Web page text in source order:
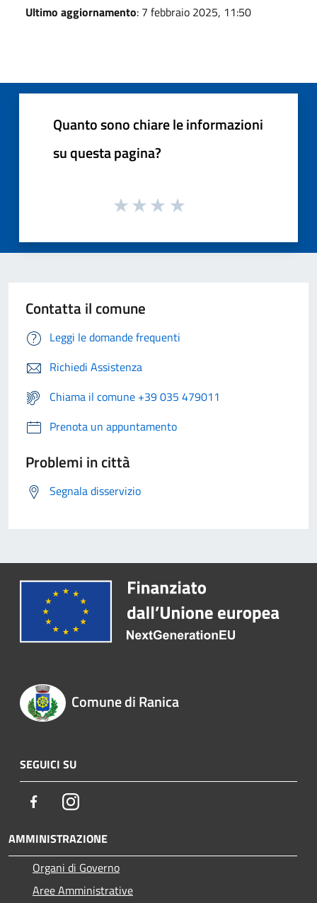
Ultimo aggiornamento: 7 febbraio 2025, 11:50
Quanto sono chiare le informazioni
su questa pagina?
Contatta il comune
Leggi le domande frequenti
Richiedi Assistenza
Chiama il comune +39 035 479011
Prenota un appuntamento
Problemi in città
Segnala disservizio
Comune di Ranica
SEGUICI SU
FacebookInstagram
AMMINISTRAZIONE
Organi di Governo
Aree Amministrative